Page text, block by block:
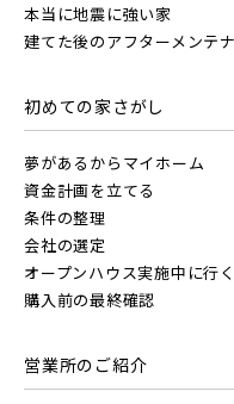
埼玉高速鉄道
東京メトロ東西線
都営新宿線
埼玉新都市交通 [伊
JR埼京線
JR川越線
JR東北本線 [宇都宮
JR高崎線
JR武蔵野線
地図にあるご希望の
見学OK
地域
すべて
画像
すべて
キッチン
こだわり条件
本当に地震に強い家
建てた後のアフターメンテ
初めての家さがし
夢があるからマイホーム
資金計画を立てる
条件の整理
会社の選定
オープンハウス実施中に行く
購入前の最終確認
営業所のご紹介